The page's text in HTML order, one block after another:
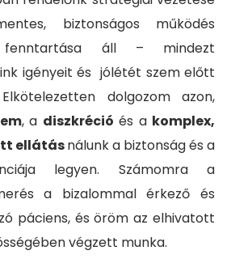
biztonságos működés
fenntartása áll – mindezt
igényeit és jólétét szem előtt
dolgozom azon,
, a diszkréció és a komplex,
ellátásnálunk a biztonság és a
legyen. Számomra a
a bizalommal érkező és
páciens, és öröm az elhivatott
végzett munka.